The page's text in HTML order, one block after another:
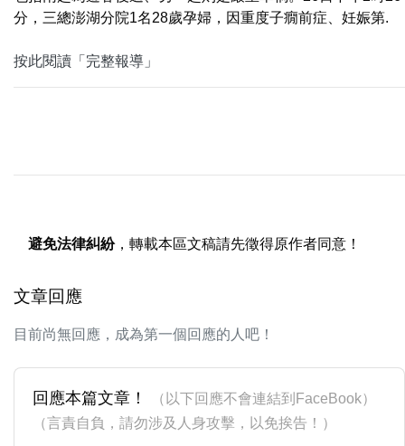
分，三總澎湖分院1名28歲孕婦，因重度子癇前症、妊娠第.
按此閱讀「完整報導」
避免法律糾紛，轉載本區文稿請先徵得原作者同意！
文章回應
目前尚無回應，成為第一個回應的人吧！
回應本篇文章！
（以下回應不會連結到FaceBook）
（言責自負，請勿涉及人身攻擊，以免挨告！）